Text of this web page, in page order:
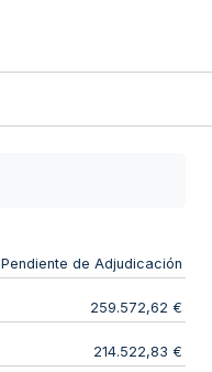
Pendiente de Adjudicación
259.572,62 €
214.522,83 €